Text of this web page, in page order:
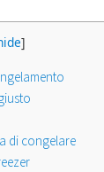
]
di congelare